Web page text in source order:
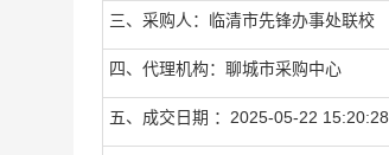
三、采购人：临清市先锋办事处联校
四、代理机构：聊城市采购中心
五、成交日期 ：2025-05-22 15:20:28